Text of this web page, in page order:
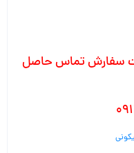
سفارش تماس حاصل